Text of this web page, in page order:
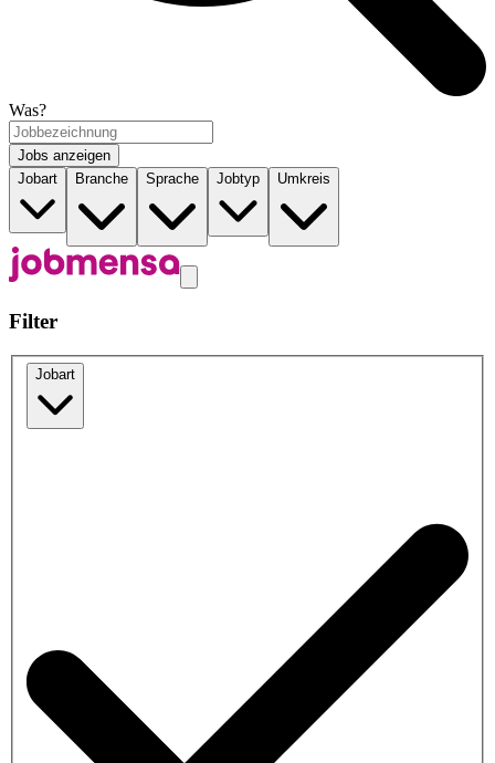
Was?
Jobs anzeigen
Jobart
Branche Sprache Jobtyp Umkreis
Filter
Jobart